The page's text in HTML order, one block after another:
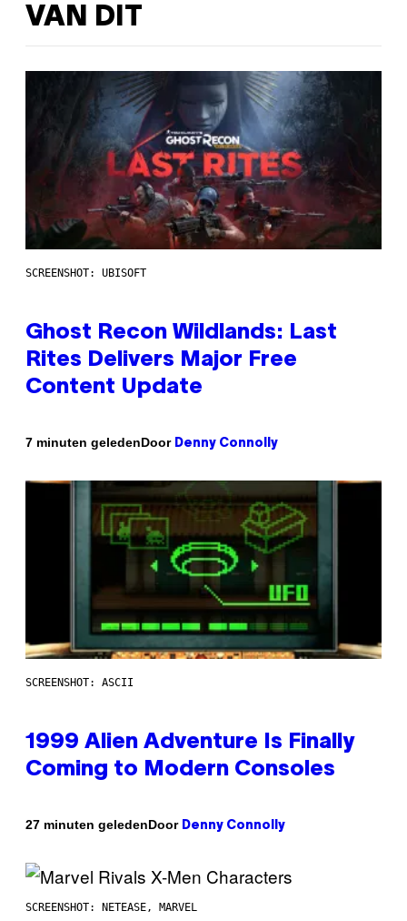
VAN DIT
SCREENSHOT: UBISOFT
Ghost Recon Wildlands: Last
Rites Delivers Major Free
Content Update
7 minuten geledenDoor Denny Connolly
SCREENSHOT: ASCII
1999 Alien Adventure Is Finally
Coming to Modern Consoles
27 minuten geledenDoor Denny Connolly
SCREENSHOT: NETEASE, MARVEL